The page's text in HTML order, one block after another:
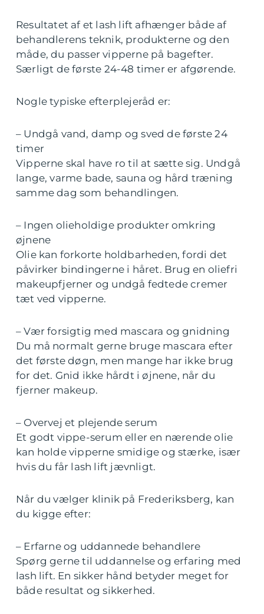
Resultatet af et lash lift afhænger både af
behandlerens teknik, produkterne og den
måde, du passer vipperne på bagefter.
Særligt de første 24-48 timer er afgørende.
Nogle typiske efterplejeråd er:
– Undgå vand, damp og sved de første 24
timer
Vipperne skal have ro til at sætte sig. Undgå
lange, varme bade, sauna og hård træning
samme dag som behandlingen.
– Ingen olieholdige produkter omkring
øjnene
Olie kan forkorte holdbarheden, fordi det
påvirker bindingerne i håret. Brug en oliefri
makeupfjerner og undgå fedtede cremer
tæt ved vipperne.
– Vær forsigtig med mascara og gnidning
Du må normalt gerne bruge mascara efter
det første døgn, men mange har ikke brug
for det. Gnid ikke hårdt i øjnene, når du
fjerner makeup.
– Overvej et plejende serum
Et godt vippe-serum eller en nærende olie
kan holde vipperne smidige og stærke, især
hvis du får lash lift jævnligt.
Når du vælger klinik på Frederiksberg, kan
du kigge efter:
– Erfarne og uddannede behandlere
Spørg gerne til uddannelse og erfaring med
lash lift. En sikker hånd betyder meget for
både resultat og sikkerhed.